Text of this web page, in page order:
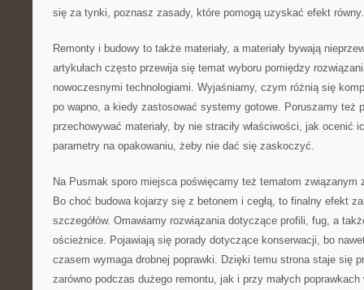
się za tynki, poznasz zasady, które pomogą uzyskać efekt równy.
Remonty i budowy to także materiały, a materiały bywają
artykułach często przewija się temat wyboru pomiędzy
nowoczesnymi technologiami. Wyjaśniamy, czym różnią się
po wapno, a kiedy zastosować systemy gotowe. Poruszamy też
przechowywać materiały, by nie straciły właściwości, jak ocenić
parametry na opakowaniu, żeby nie dać się zaskoczyć.
Na Pusmak sporo miejsca poświęcamy też tematom związanym
Bo choć budowa kojarzy się z betonem i cegłą, to finalny efekt
szczegółów. Omawiamy rozwiązania dotyczące profili, fug, a
ościeżnice. Pojawiają się porady dotyczące konserwacji, bo
czasem wymaga drobnej poprawki. Dzięki temu strona staje się
zarówno podczas dużego remontu, jak i przy małych poprawkach